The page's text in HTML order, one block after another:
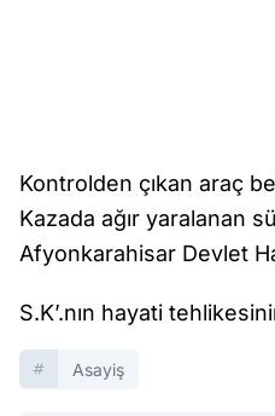
Kontrolden çıkan araç
Kazada ağır yaralanan
Afyonkarahisar Devlet
S.K’.nın hayati
Asayiş